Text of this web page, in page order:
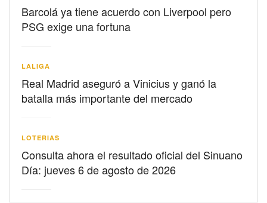
Barcolá ya tiene acuerdo con Liverpool pero
PSG exige una fortuna
LALIGA
Real Madrid aseguró a Vinicius y ganó la
batalla más importante del mercado
LOTERIAS
Consulta ahora el resultado oficial del Sinuano
Día: jueves 6 de agosto de 2026